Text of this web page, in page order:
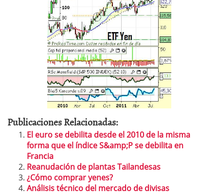
Publicaciones Relacionadas:
El euro se debilita desde el 2010 de la misma
forma que el índice S&amp;P se debilita en
Francia
Reanudación de plantas Tailandesas
¿Cómo comprar yenes?
Análisis técnico del mercado de divisas